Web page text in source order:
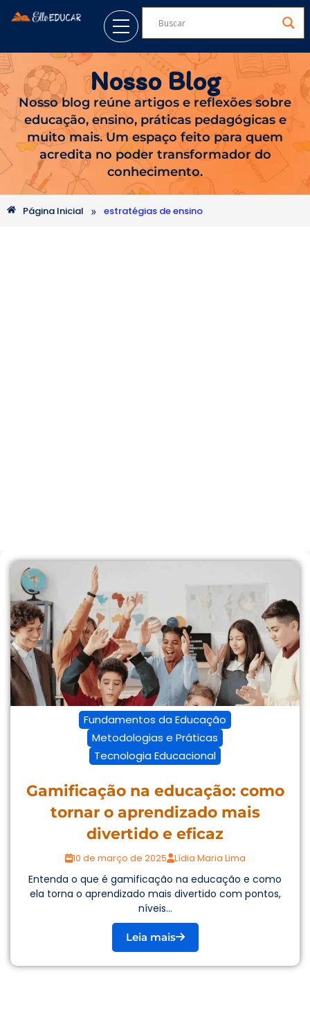
Nosso Blog
Nosso blog reúne artigos e reflexões sobre
educação, ensino, práticas pedagógicas e
muito mais. Um espaço feito para quem
acredita no poder transformador do
conhecimento.
Página Inicial » estratégias de ensino
Fundamentos da Educação
Metodologias e Práticas
Tecnologia Educacional
Gamificação na educação: como
tornar o aprendizado mais
divertido e eficaz
10 de março de 2025 Lídia Maria Lima
Entenda o que é gamificação na educação e como
ela torna o aprendizado mais divertido com pontos,
níveis...
Leia mais